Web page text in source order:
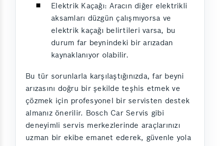
Elektrik Kaçağı: Aracın diğer elektrikli
aksamları düzgün çalışmıyorsa ve
elektrik kaçağı belirtileri varsa, bu
durum far beynindeki bir arızadan
kaynaklanıyor olabilir.
Bu tür sorunlarla karşılaştığınızda, far beyni
arızasını doğru bir şekilde teşhis etmek ve
çözmek için profesyonel bir servisten destek
almanız önerilir. Bosch Car Servis gibi
deneyimli servis merkezlerinde araçlarınızı
uzman bir ekibe emanet ederek, güvenle yola